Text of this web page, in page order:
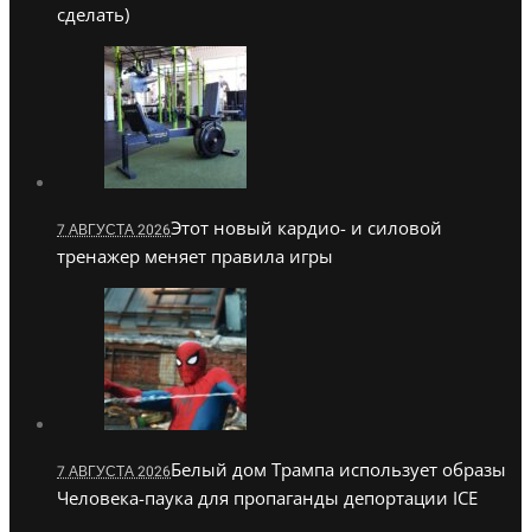
сделать)
7 АВГУСТА 2026Этот новый кардио- и силовой
тренажер меняет правила игры
7 АВГУСТА 2026Белый дом Трампа использует образы
Человека-паука для пропаганды депортации ICE